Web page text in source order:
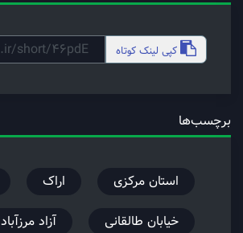
کپی لینک کوتاه
برچسب‌ها
استان مرکزی اراک
خیابان طالقانی
آزاد مرزآباد